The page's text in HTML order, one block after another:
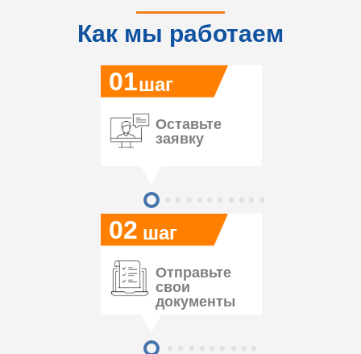
Как мы работаем
02
01
Оставьте
заявку
шаг
шаг
Отправьте
свои
документы